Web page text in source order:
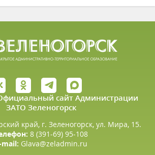
сайт Администрации
ЗАТО Зеленогорск
край, г. Зеленогорск, ул. Мира, 15.
8 (391-69) 95-108
mail: Glava@zeladmin.ru